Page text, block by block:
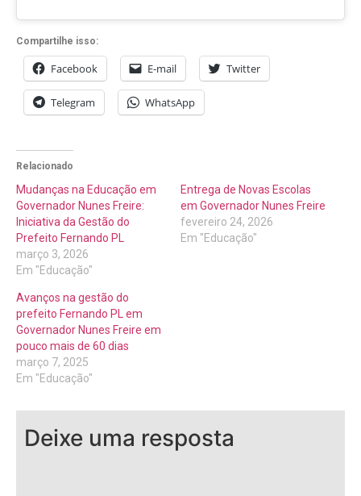
Compartilhe isso:
Facebook E-mail Twitter
Telegram WhatsApp
Relacionado
Mudanças na Educação em
Governador Nunes Freire:
Iniciativa da Gestão do
Prefeito Fernando PL
março 3, 2026
Em "Educação"
Entrega de Novas Escolas
em Governador Nunes Freire
fevereiro 24, 2026
Em "Educação"
Avanços na gestão do
prefeito Fernando PL em
Governador Nunes Freire em
pouco mais de 60 dias
março 7, 2025
Em "Educação"
Deixe uma resposta